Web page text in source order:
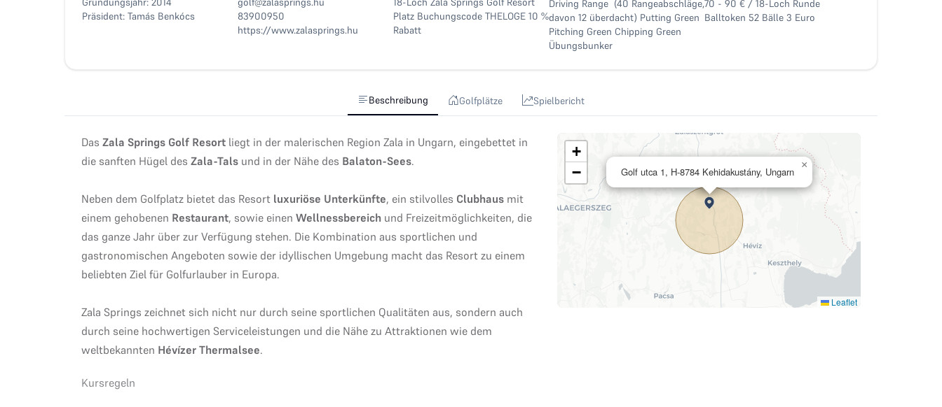
Präsident: Tamás Benkócs
83900950
https://www.zalasprings.hu
Platz Buchungscode THELOGE 10 %
Rabatt
Driving Range (40 Rangeabschläge,
davon 12 überdacht) Putting Green
Pitching Green Chipping Green
Übungsbunker
70 - 90 € / 18-Loch Runde
Balltoken 52 Bälle 3 Euro
Beschreibung Golfplätze Spielbericht
Das Zala Springs Golf Resort liegt in der malerischen Region Zala in Ungarn, eingebettet in
die sanften Hügel des Zala-Tals und in der Nähe des Balaton-Sees.
Neben dem Golfplatz bietet das Resort luxuriöse Unterkünfte, ein stilvolles Clubhaus mit
einem gehobenen Restaurant, sowie einen Wellnessbereich und Freizeitmöglichkeiten, die
das ganze Jahr über zur Verfügung stehen. Die Kombination aus sportlichen und
gastronomischen Angeboten sowie der idyllischen Umgebung macht das Resort zu einem
beliebten Ziel für Golfurlauber in Europa.
Zala Springs zeichnet sich nicht nur durch seine sportlichen Qualitäten aus, sondern auch
durch seine hochwertigen Serviceleistungen und die Nähe zu Attraktionen wie dem
weltbekannten Hévízer Thermalsee.
Golf utca 1, H-8784 Kehidakustány, Ungarn
×
+
−
Leaflet
Kursregeln